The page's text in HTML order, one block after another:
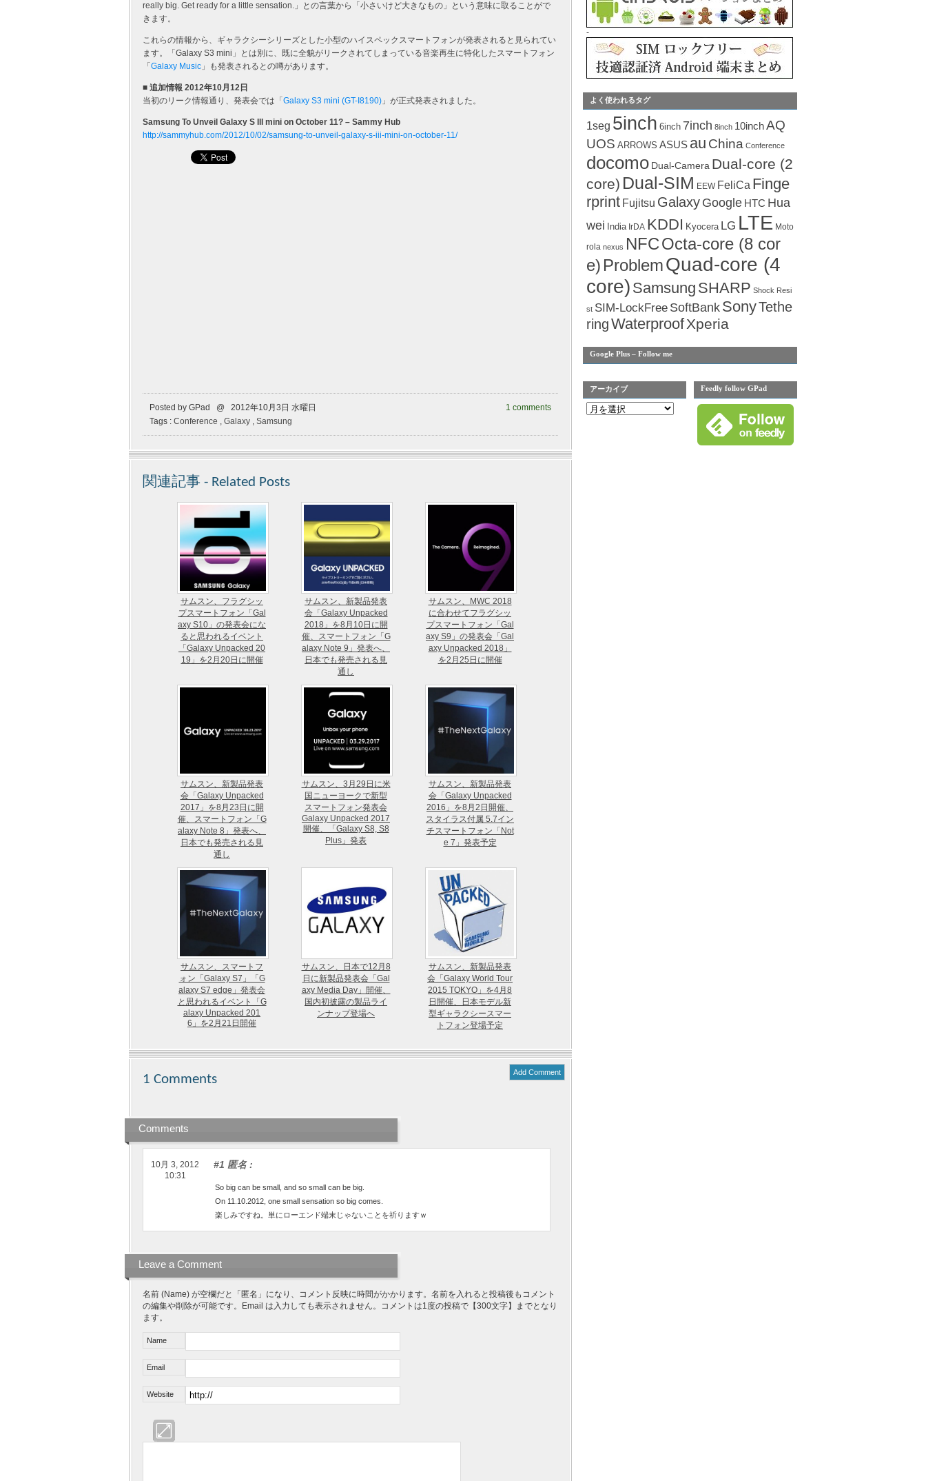
really big. Get ready for a little sensation.」との言葉から「小さいけど大きなもの」という意味に取ることがで
きます。
これらの情報から、ギャラクシーシリーズとした小型のハイスペックスマートフォンが発表されると見られてい
ます。「Galaxy S3 mini」とは別に、既に全貌がリークされてしまっている音楽再生に特化したスマートフォン
「 Galaxy Music 」も発表されるとの噂があります。
■ 追加情報 2012年10月12日
当初のリーク情報通り、発表会では「 Galaxy S3 mini (GT-I8190) 」が正式発表されました。
Samsung To Unveil Galaxy S III mini on October 11? – Sammy Hub
http://sammyhub.com/2012/10/02/samsung-to-unveil-galaxy-s-iii-mini-on-october-11/
Posted by GPad @ 2012年10月3日 水曜日
1 comments
Tags : Conference , Galaxy , Samsung
関連記事 - Related Posts
サムスン、フラグシッ
プスマートフォン「Gal
axy S10」の発表会にな
ると思われるイベント
「Galaxy Unpacked 20
19」を2月20日に開催
サムスン、新製品発表
会「Galaxy Unpacked
2018」を8月10日に開
催、スマートフォン「G
alaxy Note 9」発表へ、
日本でも発売される見
通し
サムスン、MWC 2018
に合わせてフラグシッ
プスマートフォン「Gal
axy S9」の発表会「Gal
axy Unpacked 2018」
を2月25日に開催
サムスン、新製品発表
会「Galaxy Unpacked
2017」を8月23日に開
催、スマートフォン「G
alaxy Note 8」発表へ、
日本でも発売される見
通し
サムスン、3月29日に米
国ニューヨークで新型
スマートフォン発表会
Galaxy Unpacked 2017
開催、「Galaxy S8, S8
Plus」発表
サムスン、新製品発表
会「Galaxy Unpacked
2016」を8月2日開催、
スタイラス付属 5.7イン
チスマートフォン「Not
e 7」発表予定
サムスン、スマートフ
ォン「Galaxy S7」「G
alaxy S7 edge」発表会
と思われるイベント「G
alaxy Unpacked 201
6」を2月21日開催
サムスン、日本で12月8
日に新製品発表会「Gal
axy Media Day」開催、
国内初披露の製品ライ
ンナップ登場へ
サムスン、新製品発表
会「Galaxy World Tour
2015 TOKYO」を4月8
日開催、日本モデル新
型ギャラクシースマー
トフォン登場予定
1 Comments Add Comment
Comments
10月 3, 2012
10:31
#1 匿名 :
So big can be small, and so small can be big.
On 11.10.2012, one small sensation so big comes.
楽しみですね。単にローエンド端末じゃないことを祈りますｗ
Leave a Comment
名前 (Name) が空欄だと「匿名」になり、コメント反映に時間がかかります。名前を入れると投稿後もコメント
の編集や削除が可能です。Email は入力しても表示されません。コメントは1度の投稿で【300文字】までとなり
ます。
Name
Email
Website
-
よく使われるタグ
1seg 5inch 6inch 7inch 8inch 10inchAQ
UOS ARROWS ASUS au China Conference
docomo Dual-Camera Dual-core (2
core) Dual-SIM EEW FeliCa Finge
rprint Fujitsu Galaxy Google HTC Hua
wei India IrDA KDDI Kyocera LG LTE Moto
rola nexus NFCOcta-core (8 cor
e) ProblemQuad-core (4
core) Samsung SHARP Shock Resi
st SIM-LockFree SoftBank SonyTethe
ringWaterproofXperia
Google Plus – Follow me
アーカイブ Feedly follow GPad